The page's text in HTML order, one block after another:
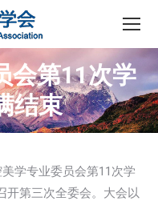
会第11次学
结束
学专业委员会第11次学
开第三次全委会。大会以